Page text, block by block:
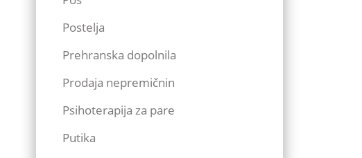
Postelja
Prehranska dopolnila
Prodaja nepremičnin
Psihoterapija za pare
Putika